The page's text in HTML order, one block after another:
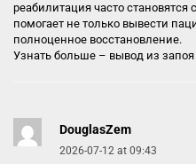
реабилитация часто
помогает не только вывести
полноценное восстановление.
Узнать больше – вывод из
DouglasZem
2026-07-12 at 09:43